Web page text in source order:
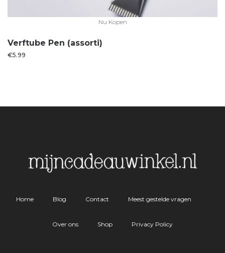
Nu Kopen
Verftube Pen (assorti)
€5.99
Home Blog Contact Meest gestelde vragen
Over ons Shop Privacy Policy